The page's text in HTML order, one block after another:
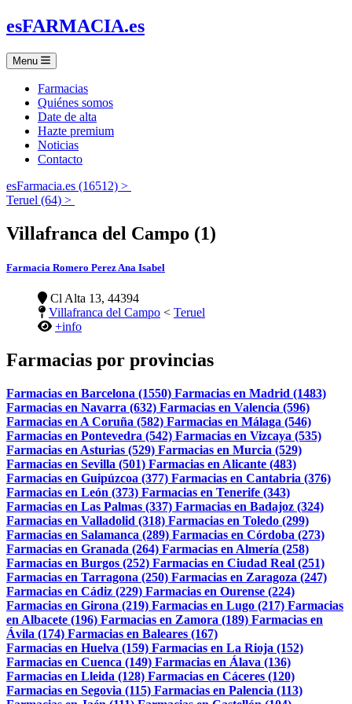
esFARMACIA.es
Menu
Farmacias
Quiénes somos
Date de alta
Hazte premium
Noticias
Contacto
esFarmacia.es (16512) >
Teruel (64) >
Villafranca del Campo (1)
Farmacia Romero Perez Ana Isabel
Cl Alta 13, 44394
Villafranca del Campo < Teruel
+info
Farmacias por provincias
Farmacias en Barcelona (1550) Farmacias en Madrid (1483)
Farmacias en Navarra (632) Farmacias en Valencia (596)
Farmacias en A Coruña (582) Farmacias en Málaga (546)
Farmacias en Pontevedra (542) Farmacias en Vizcaya (535)
Farmacias en Asturias (529) Farmacias en Murcia (529)
Farmacias en Sevilla (501) Farmacias en Alicante (483)
Farmacias en Guipúzcoa (377) Farmacias en Cantabria (376)
Farmacias en León (373) Farmacias en Tenerife (343)
Farmacias en Las Palmas (337) Farmacias en Badajoz (324)
Farmacias en Valladolid (318) Farmacias en Toledo (299)
Farmacias en Salamanca (289) Farmacias en Córdoba (273)
Farmacias en Granada (264) Farmacias en Almería (258)
Farmacias en Burgos (252) Farmacias en Ciudad Real (251)
Farmacias en Tarragona (250) Farmacias en Zaragoza (247)
Farmacias en Cádiz (229) Farmacias en Ourense (224)
Farmacias en Girona (219) Farmacias en Lugo (217) Farmacias
en Albacete (196) Farmacias en Zamora (189) Farmacias en
Ávila (174) Farmacias en Baleares (167)
Farmacias en Huelva (159) Farmacias en La Rioja (152)
Farmacias en Cuenca (149) Farmacias en Álava (136)
Farmacias en Lleida (128) Farmacias en Cáceres (120)
Farmacias en Segovia (115) Farmacias en Palencia (113)